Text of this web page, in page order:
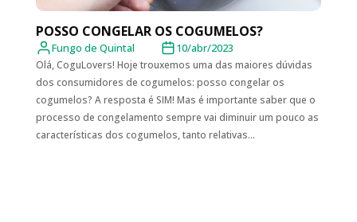
POSSO CONGELAR OS COGUMELOS?
Fungo de Quintal 10/abr/2023
Olá, CoguLovers! Hoje trouxemos uma das maiores dúvidas
dos consumidores de cogumelos: posso congelar os
cogumelos? A resposta é SIM! Mas é importante saber que o
processo de congelamento sempre vai diminuir um pouco as
características dos cogumelos, tanto relativas...